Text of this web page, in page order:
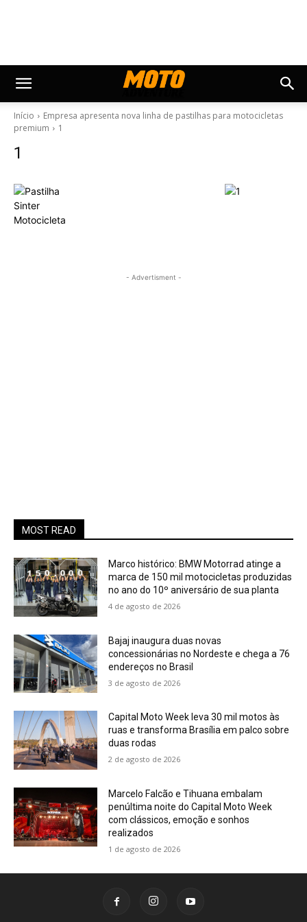
Início
Empresa apresenta nova linha de pastilhas para motocicletas
premium
1
1
- Advertisment -
MOST READ
Marco histórico: BMW Motorrad atinge a
marca de 150 mil motocicletas produzidas
no ano do 10º aniversário de sua planta
4 de agosto de 2026
Bajaj inaugura duas novas
concessionárias no Nordeste e chega a 76
endereços no Brasil
3 de agosto de 2026
Capital Moto Week leva 30 mil motos às
ruas e transforma Brasília em palco sobre
duas rodas
2 de agosto de 2026
Marcelo Falcão e Tihuana embalam
penúltima noite do Capital Moto Week
com clássicos, emoção e sonhos
realizados
1 de agosto de 2026